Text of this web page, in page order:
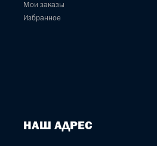
Мои заказы
Избранное
НАШ АДРЕС